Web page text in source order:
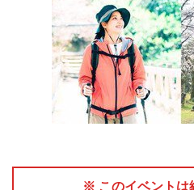
※ このイベントは